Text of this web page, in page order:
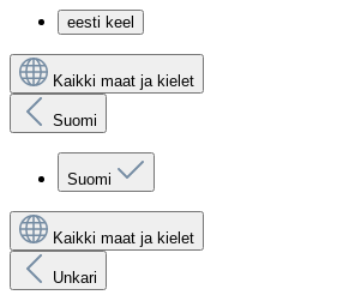
eesti keel
Kaikki maat ja kielet
Suomi
Suomi
Kaikki maat ja kielet
Unkari